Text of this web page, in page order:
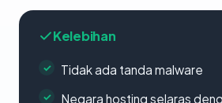
Kelebihan
Tidak ada tanda malware
Negara hosting selaras